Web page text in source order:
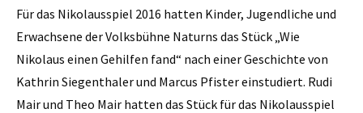
Für das Nikolausspiel 2016 hatten Kinder, Jugendliche und
Erwachsene der Volksbühne Naturns das Stück „Wie
Nikolaus einen Gehilfen fand“ nach einer Geschichte von
Kathrin Siegenthaler und Marcus Pfister einstudiert. Rudi
Mair und Theo Mair hatten das Stück für das Nikolausspiel